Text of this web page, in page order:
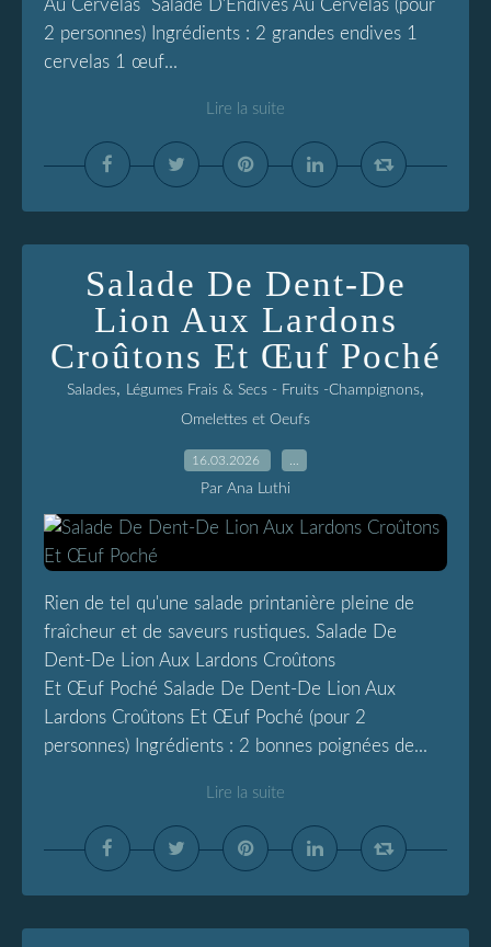
Au Cervelas Salade D'Endives Au Cervelas (pour
2 personnes) Ingrédients : 2 grandes endives 1
cervelas 1 œuf...
Lire la suite
Salade De Dent-De
Lion Aux Lardons
Croûtons Et Œuf Poché
Salades, Légumes Frais & Secs - Fruits -Champignons,
Omelettes et Oeufs
16.03.2026
Par Ana Luthi
Rien de tel qu'une salade printanière pleine de
fraîcheur et de saveurs rustiques. Salade De
Dent-De Lion Aux Lardons Croûtons
Et Œuf Poché Salade De Dent-De Lion Aux
Lardons Croûtons Et Œuf Poché (pour 2
personnes) Ingrédients : 2 bonnes poignées de...
Lire la suite